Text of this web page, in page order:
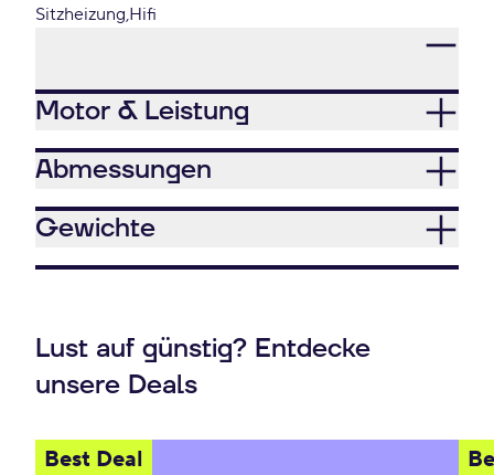
Sitzheizung Hifi
Motor & Leistung
Abmessungen
Gewichte
Lust auf günstig? Entdecke
unsere Deals
Best Deal